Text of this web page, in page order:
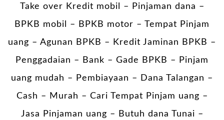
Take over Kredit mobil – Pinjaman dana –
BPKB mobil – BPKB motor – Tempat Pinjam
uang – Agunan BPKB – Kredit Jaminan BPKB –
Penggadaian – Bank – Gade BPKB – Pinjam
uang mudah – Pembiayaan – Dana Talangan –
Cash – Murah – Cari Tempat Pinjam uang –
Jasa Pinjaman uang – Butuh dana Tunai –